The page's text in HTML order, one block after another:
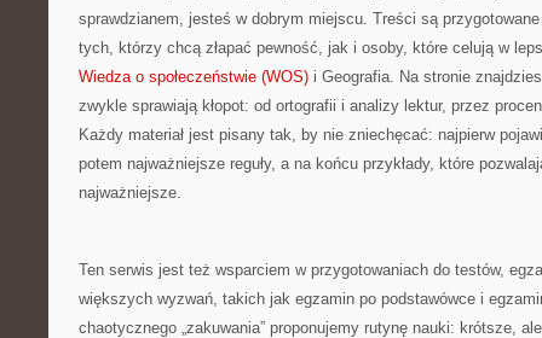
sprawdzianem, jesteś w dobrym miejscu. Treści są
tych, którzy chcą złapać pewność, jak i osoby, które celują w
Wiedza o społeczeństwie (WOS) i Geografia. Na stronie
zwykle sprawiają kłopot: od ortografii i analizy lektur, przez
Każdy materiał jest pisany tak, by nie zniechęcać: najpierw
potem najważniejsze reguły, a na końcu przykłady, które
najważniejsze.
Ten serwis jest też wsparciem w przygotowaniach do testów,
większych wyzwań, takich jak egzamin po podstawówce i
chaotycznego „zakuwania” proponujemy rutynę nauki: krótsze,